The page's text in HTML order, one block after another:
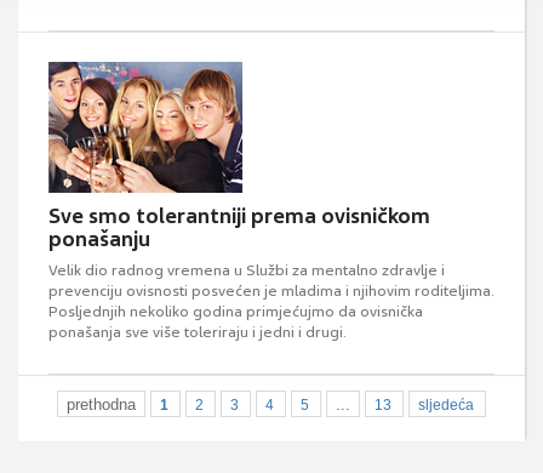
Sve smo tolerantniji prema ovisničkom
ponašanju
Velik dio radnog vremena u Službi za mentalno zdravlje i
prevenciju ovisnosti posvećen je mladima i njihovim roditeljima.
Posljednjih nekoliko godina primjećujmo da ovisnička
ponašanja sve više toleriraju i jedni i drugi.
prethodna 1 2 3 4 5 ... 13 sljedeća